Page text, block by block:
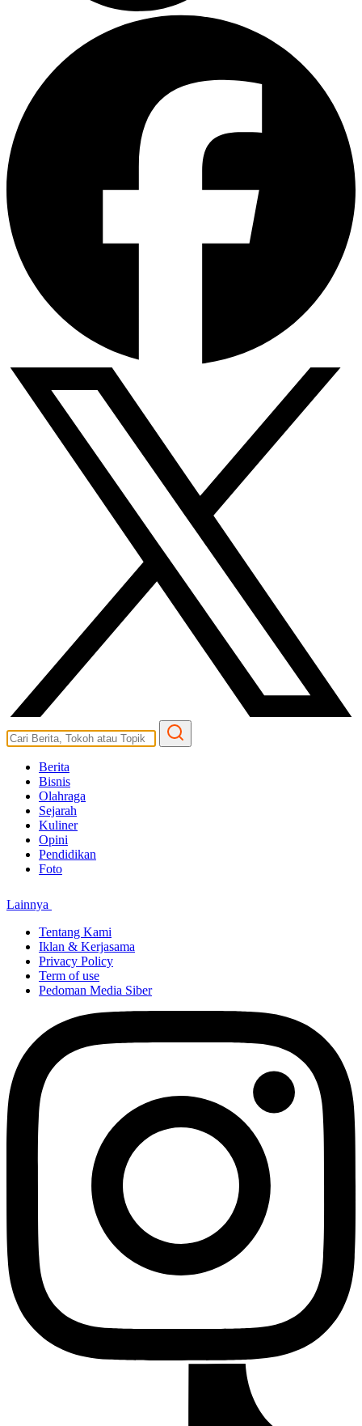
Berita
Bisnis
Olahraga
Sejarah
Kuliner
Opini
Pendidikan
Foto
Lainnya
Tentang Kami
Iklan & Kerjasama
Privacy Policy
Term of use
Pedoman Media Siber